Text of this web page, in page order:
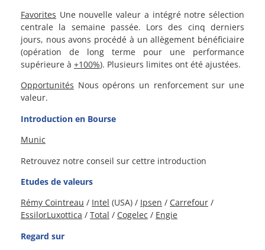
Favorites Une nouvelle valeur a intégré notre sélection
centrale la semaine passée. Lors des cinq derniers
jours, nous avons procédé à un allègement bénéficiaire
(opération de long terme pour une performance
supérieure à +100%). Plusieurs limites ont été ajustées.
Opportunités Nous opérons un renforcement sur une
valeur.
Introduction en Bourse
Munic
Retrouvez notre conseil sur cettre introduction
Etudes de valeurs
Rémy Cointreau / Intel (USA) / Ipsen / Carrefour /
EssilorLuxottica / Total / Cogelec / Engie
Regard sur